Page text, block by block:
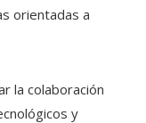
orientadas a
la colaboración
y